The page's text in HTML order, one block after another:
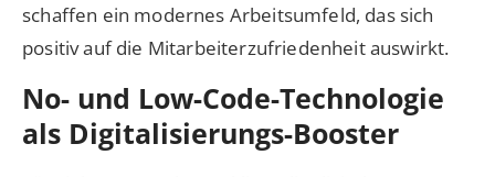
schaffen ein modernes Arbeitsumfeld, das sich
positiv auf die Mitarbeiterzufriedenheit auswirkt.
No- und Low-Code-Technologie
als Digitalisierungs-Booster